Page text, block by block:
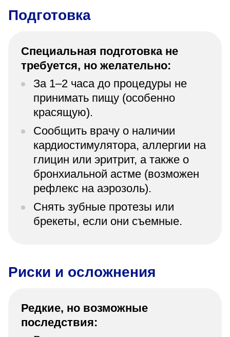
Подготовка
Специальная подготовка не
требуется, но желательно:
За 1–2 часа до процедуры не
принимать пищу (особенно
красящую).
Сообщить врачу о наличии
кардиостимулятора, аллергии на
глицин или эритрит, а также о
бронхиальной астме (возможен
рефлекс на аэрозоль).
Снять зубные протезы или
брекеты, если они съемные.
Риски и осложнения
Редкие, но возможные
последствия: